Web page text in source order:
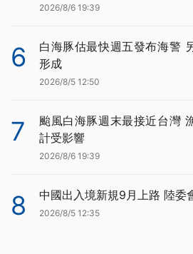
2026/8/6 19:39
6
白海豚估最快週五發布海警
形成
2026/8/5 12:50
7
颱風白海豚週末最接近台灣
計受影響
2026/8/6 19:39
8 中國出入境新規9月上路 陸委
2026/8/5 12:35